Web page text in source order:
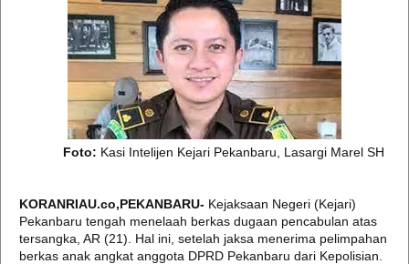
Foto: Kasi Intelijen Kejari Pekanbaru, Lasargi Marel SH
KORANRIAU.co,PEKANBARU- Kejaksaan Negeri (Kejari)
Pekanbaru tengah menelaah berkas dugaan pencabulan atas
tersangka, AR (21). Hal ini, setelah jaksa menerima pelimpahan
berkas anak angkat anggota DPRD Pekanbaru dari Kepolisian.